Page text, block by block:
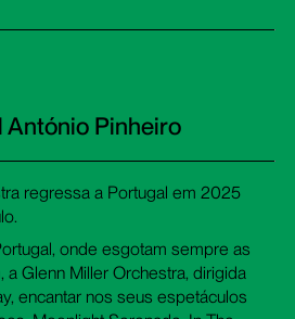
Pinheiro
regressa a Portugal em 2025
onde esgotam sempre as
Glenn Miller Orchestra, dirigida
encantar nos seus espetáculos